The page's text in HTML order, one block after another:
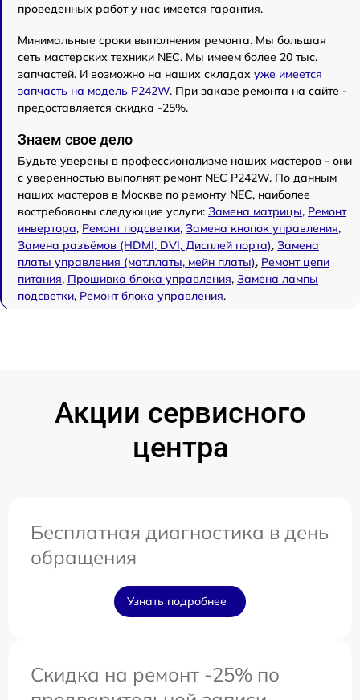
проведенных работ у нас имеется гарантия.
Минимальные сроки выполнения ремонта. Мы большая
сеть мастерских техники NEC. Мы имеем более 20 тыс.
запчастей. И возможно на наших складах уже имеется
запчасть на модель P242W. При заказе ремонта на сайте -
предоставляется скидка -25%.
Знаем свое дело
Будьте уверены в профессионализме наших мастеров - они
с уверенностью выполнят ремонт NEC P242W. По данным
наших мастеров в Москве по ремонту NEC, наиболее
востребованы следующие услуги: Замена матрицы, Ремонт
инвертора, Ремонт подсветки, Замена кнопок управления,
Замена разъёмов (HDMI, DVI, Дисплей порта), Замена
платы управления (мат.платы, мейн платы), Ремонт цепи
питания, Прошивка блока управления, Замена лампы
подсветки, Ремонт блока управления.
Акции сервисного
центра
Бесплатная диагностика в день
обращения
Узнать подробнее
Скидка на ремонт -25% по